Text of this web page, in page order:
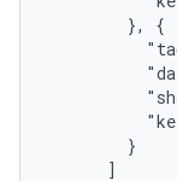
        }, {
        }
      ]